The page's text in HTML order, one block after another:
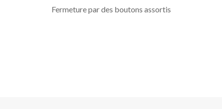
Fermeture par des boutons assortis